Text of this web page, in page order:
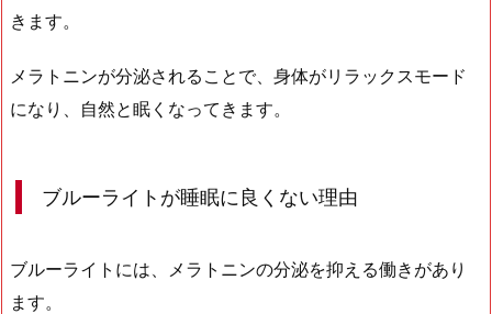
きます。
メラトニンが分泌されることで、身体がリラックスモード
になり、自然と眠くなってきます。
ブルーライトが睡眠に良くない理由
ブルーライトには、メラトニンの分泌を抑える働きがあり
ます。